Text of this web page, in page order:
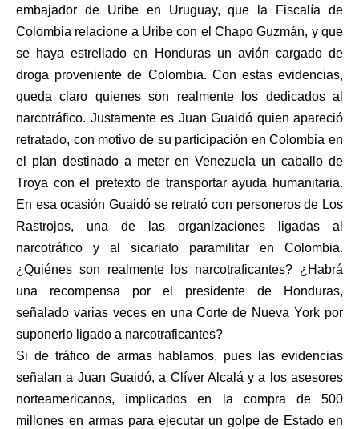
embajador de Uribe en Uruguay, que la Fiscalía de
Colombia relacione a Uribe con el Chapo Guzmán, y que
se haya estrellado en Honduras un avión cargado de
droga proveniente de Colombia. Con estas evidencias,
queda claro quienes son realmente los dedicados al
narcotráfico. Justamente es Juan Guaidó quien apareció
retratado, con motivo de su participación en Colombia en
el plan destinado a meter en Venezuela un caballo de
Troya con el pretexto de transportar ayuda humanitaria.
En esa ocasión Guaidó se retrató con personeros de Los
Rastrojos, una de las organizaciones ligadas al
narcotráfico y al sicariato paramilitar en Colombia.
¿Quiénes son realmente los narcotraficantes? ¿Habrá
una recompensa por el presidente de Honduras,
señalado varias veces en una Corte de Nueva York por
suponerlo ligado a narcotraficantes?
Si de tráfico de armas hablamos, pues las evidencias
señalan a Juan Guaidó, a Clíver Alcalá y a los asesores
norteamericanos, implicados en la compra de 500
millones en armas para ejecutar un golpe de Estado en